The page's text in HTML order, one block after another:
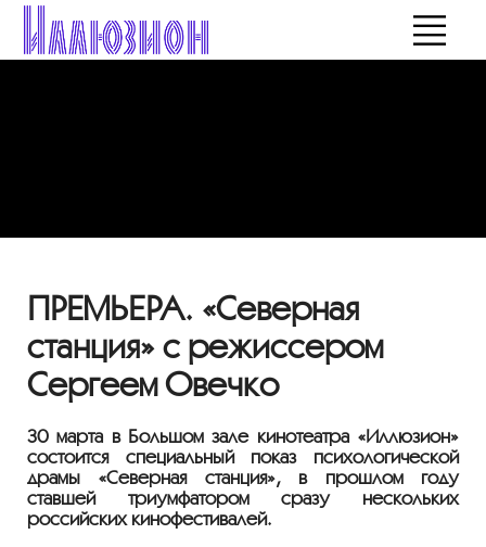
ПРЕМЬЕРА. «Северная
станция» с режиссером
Сергеем Овечко
30 марта в Большом зале кинотеатра «Иллюзион»
состоится специальный показ психологической
драмы «Северная станция», в прошлом году
ставшей триумфатором сразу нескольких
российских кинофестивалей.